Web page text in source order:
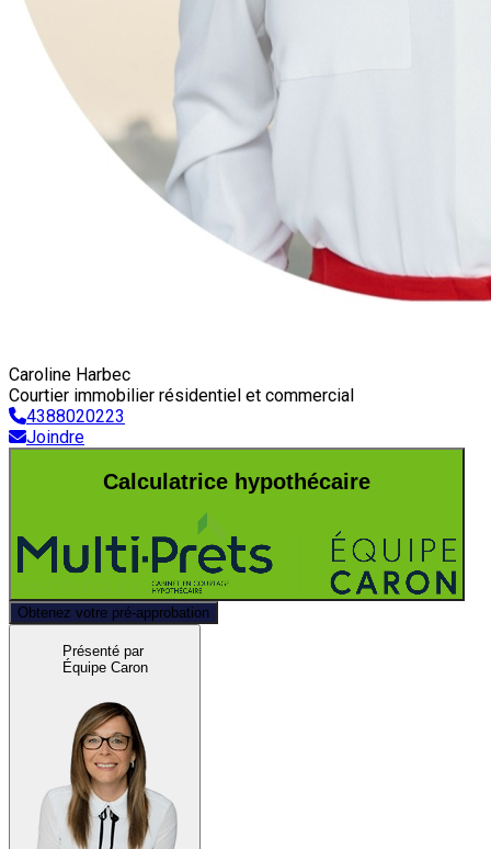
Caroline Harbec
Courtier immobilier résidentiel et commercial
4388020223
Joindre
Calculatrice hypothécaire
Obtenez votre pré-approbation
Présenté par
Équipe Caron